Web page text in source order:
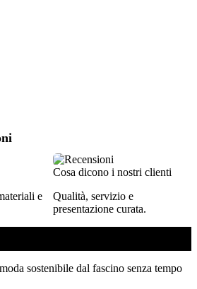
e
Cosa dicono i nostri clienti
Qualità, servizio e
presentazione curata.